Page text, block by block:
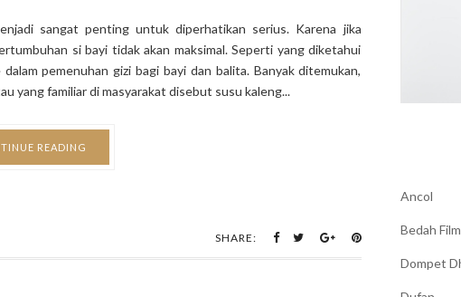
si bayi tidak akan maksimal. Seperti yang diketahui
pemenuhan gizi bagi bayi dan balita. Banyak ditemukan,
yang familiar di masyarakat disebut susu kaleng...
Ancol
Bedah Film
Dompet